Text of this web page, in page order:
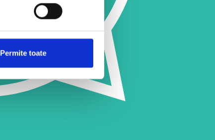
Permite toate